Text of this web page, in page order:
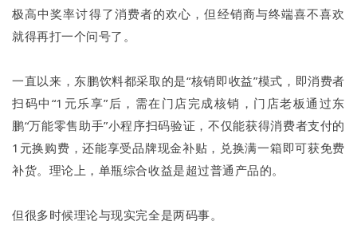
极高中奖率讨得了消费者的欢心，但经销商与终端喜不喜欢
就得再打一个问号了。
一直以来，东鹏饮料都采取的是“核销即收益”模式，即消费者
扫码中“1元乐享”后，需在门店完成核销，门店老板通过东
鹏“万能零售助手”小程序扫码验证，不仅能获得消费者支付的
1元换购费，还能享受品牌现金补贴，兑换满一箱即可获免费
补货。理论上，单瓶综合收益是超过普通产品的。
但很多时候理论与现实完全是两码事。